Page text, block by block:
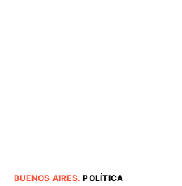
BUENOS AIRES.POLÍTICA